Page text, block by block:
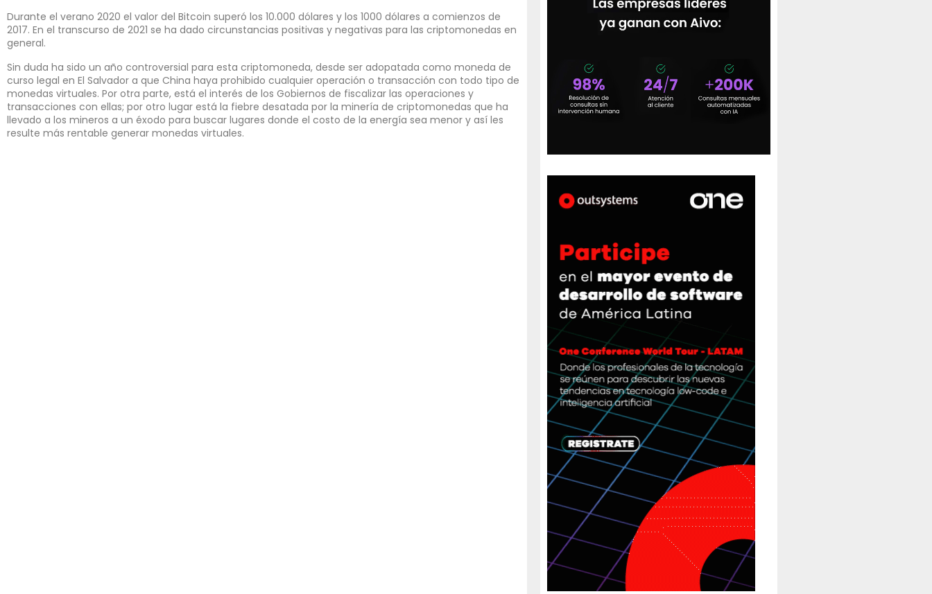
Durante el verano 2020 el valor del Bitcoin superó los 10.000 dólares y los 1000 dólares a comienzos de
2017. En el transcurso de 2021 se ha dado circunstancias positivas y negativas para las criptomonedas en
general.
Sin duda ha sido un año controversial para esta criptomoneda, desde ser adopatada como moneda de
curso legal en El Salvador a que China haya prohibido cualquier operación o transacción con todo tipo de
monedas virtuales. Por otra parte, está el interés de los Gobiernos de fiscalizar las operaciones y
transacciones con ellas; por otro lugar está la fiebre desatada por la minería de criptomonedas que ha
llevado a los mineros a un éxodo para buscar lugares donde el costo de la energía sea menor y así les
resulte más rentable generar monedas virtuales.